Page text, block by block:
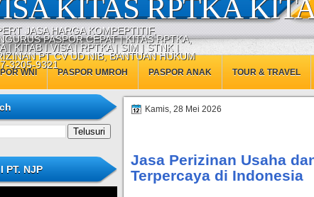
KITAS RPTKA
JASA HARGA KOMPEPTITIF,
PASPOR CEPAT | KITAS RPTKA,
| KITAB I VISA | RPTKA | SIM | STNK |
PT CV UD NIB, BANTUAN HUKUM
3205-9321
WNI PASPOR UMROH PASPOR ANAK TOUR & TRAVEL
PT. NJP
Kamis, 28 Mei 2026
Jasa Perizinan Usaha
Terpercaya di Indonesia